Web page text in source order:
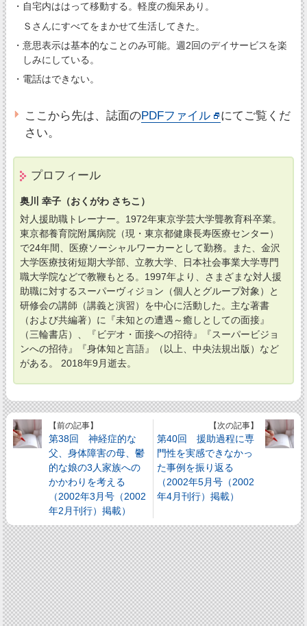
・自宅内ははって移動する。軽度の痴呆あり。
Ｓさんにすべてをまかせて生活してきた。
・意思表示は基本的なことのみ可能。週2回のデイサービスを楽
しみにしている。
・電話はできない。
ここから先は、誌面のPDFファイル
にてご覧くだ
さい。
プロフィール
奥川 幸子（おくがわ さちこ）
対人援助職トレーナー。1972年東京学芸大学聾教育科卒業。
東京都養育院附属病院（現・東京都健康長寿医療センター）
で24年間、医療ソーシャルワーカーとして勤務。また、金沢
大学医療技術短期大学部、立教大学、日本社会事業大学専門
職大学院などで教鞭もとる。1997年より、さまざまな対人援
助職に対するスーパーヴィジョン（個人とグループ対象）と
研修会の講師（講義と演習）を中心に活動した。主な著書
（および共編著）に『未知との遭遇～癒しとしての面接』
（三輪書店）、『ビデオ・面接への招待』『スーパービジョ
ンへの招待』『身体知と言語』（以上、中央法規出版）など
がある。 2018年9月逝去。
【前の記事】
第38回 神経症的な
父、身体障害の母、鬱
的な娘の3人家族への
かかわりを考える
（2002年3月号（2002
年2月刊行）掲載）
【次の記事】
第40回 援助過程に専
門性を実感できなかっ
た事例を振り返る
（2002年5月号（2002
年4月刊行）掲載）